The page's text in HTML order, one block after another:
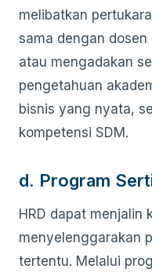
melibatkan
sama dengan
atau mengadakan
pengetahuan
bisnis yang nyata,
kompetensi SDM.
d. Program
HRD dapat
menyelenggarakan
tertentu. Melalui